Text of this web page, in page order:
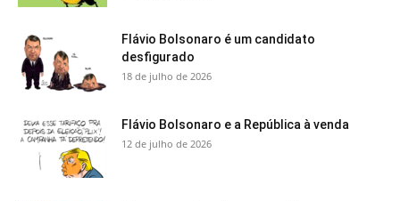
Flávio Bolsonaro é um candidato
desfigurado
18 de julho de 2026
Flávio Bolsonaro e a República à venda
12 de julho de 2026